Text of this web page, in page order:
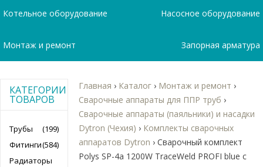
Котельное оборудование Насосное оборудование
Монтаж и ремонт Запорная арматура
Главная › Каталог › Монтаж и ремонт ›
Сварочные аппараты для ППР труб ›
Сварочные аппараты (паяльники) и насадки
Dytron (Чехия) › Комплекты сварочных
аппаратов Dytron ›Сварочный комплект
Polys SP-4a 1200W TraceWeld PROFI blue с
КАТЕГОРИИ
ТОВАРОВ
Трубы
(199)
Фитинги(584)
Радиаторы